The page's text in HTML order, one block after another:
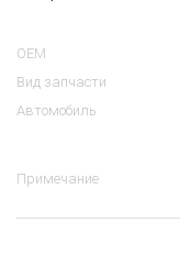
OEM
Вид запчасти
Автомобиль
Примечание